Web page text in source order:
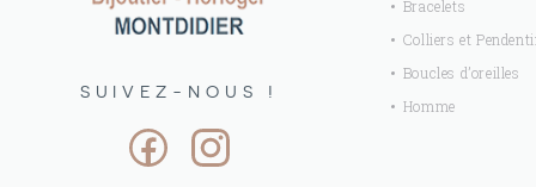
SUIVEZ-NOUS !
Bracelets
Colliers et
Boucles d’oreilles
Homme